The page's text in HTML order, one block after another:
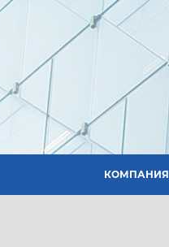
КОМПАНИЯ
КОМПАНИЯ